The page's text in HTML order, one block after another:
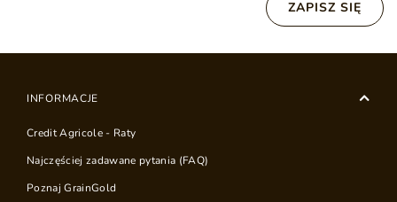
ZAPISZ SIĘ
INFORMACJE
Credit Agricole - Raty
Najczęściej zadawane pytania (FAQ)
Poznaj GrainGold